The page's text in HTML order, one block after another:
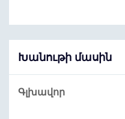
Խանութի մասին
Գլխավոր